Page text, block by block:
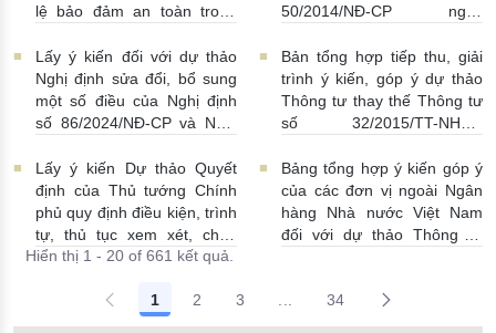
lệ bảo đảm an toàn trong
thương mại, chi nhánh ngân
hàng nước ngoài
25/06/2026 | 16:00:00
50/2014/NĐ-CP ngày
ngoại hối nhà nước
23/06/2026 | 08:00:00
Lấy ý kiến đối với dự thảo
Nghị định sửa đổi, bổ sung
một số điều của Nghị định
số 86/2024/NĐ-CP và Nghị
22/06/2026 | 09:13:00
Bản tổng hợp tiếp thu, giải
trình ý kiến, góp ý dự thảo
Thông tư thay thế Thông tư
số 32/2015/TT-NHNN
Lấy ý kiến Dự thảo Quyết
định của Thủ tướng Chính
phủ quy định điều kiện, trình
tự, thủ tục xem xét, chấp
thuận cho Tổ chức kinh tế
lãnh cho người không cư trú
18/06/2026 | 15:57:00
Bảng tổng hợp ý kiến góp ý
của các đơn vị ngoài Ngân
hàng Nhà nước Việt Nam
đối với dự thảo Thông tư
định về chế độ báo cáo định
kỳ NHNN Việt Nam
Hiển thị 1 - 20 of 661 kết quả.
1 2 3 Trang trung gian Use TAB
34